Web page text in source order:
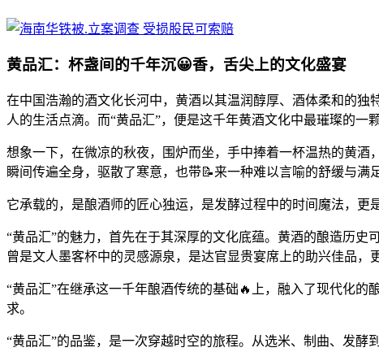
黄品汇：杯盏间的千年沉😀香，舌尖上的文化盛宴
在中国浩瀚的酒文化长河中，黄酒以其温润醇厚、酒体柔和的
人的生活点滴。而“黄品汇”，便是这千年黄酒文化中最璀璨的
想象一下，在微凉的秋夜，围炉而坐，手中捧着一杯温热的黄
瞬间传遍全身，驱散了寒意，也带📝来一种难以言喻的舒缓与满
它承载的，是酿酒师的匠心独运，是发酵过程中的时间魔法，
“黄品汇”的魅力，首先在于其深厚的文化底蕴。黄酒的酿造历
曾是文人墨客杯中的灵感源泉，是达官显贵宴席上的助兴佳品，
“黄品汇”在继承这一千年酿酒传统的基础🔥上，融入了现代化
求。
“黄品汇”的品鉴，是一次穿越时空的旅程。从选米、制曲、发